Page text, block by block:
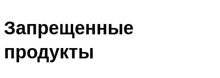
Запрещенные
продукты